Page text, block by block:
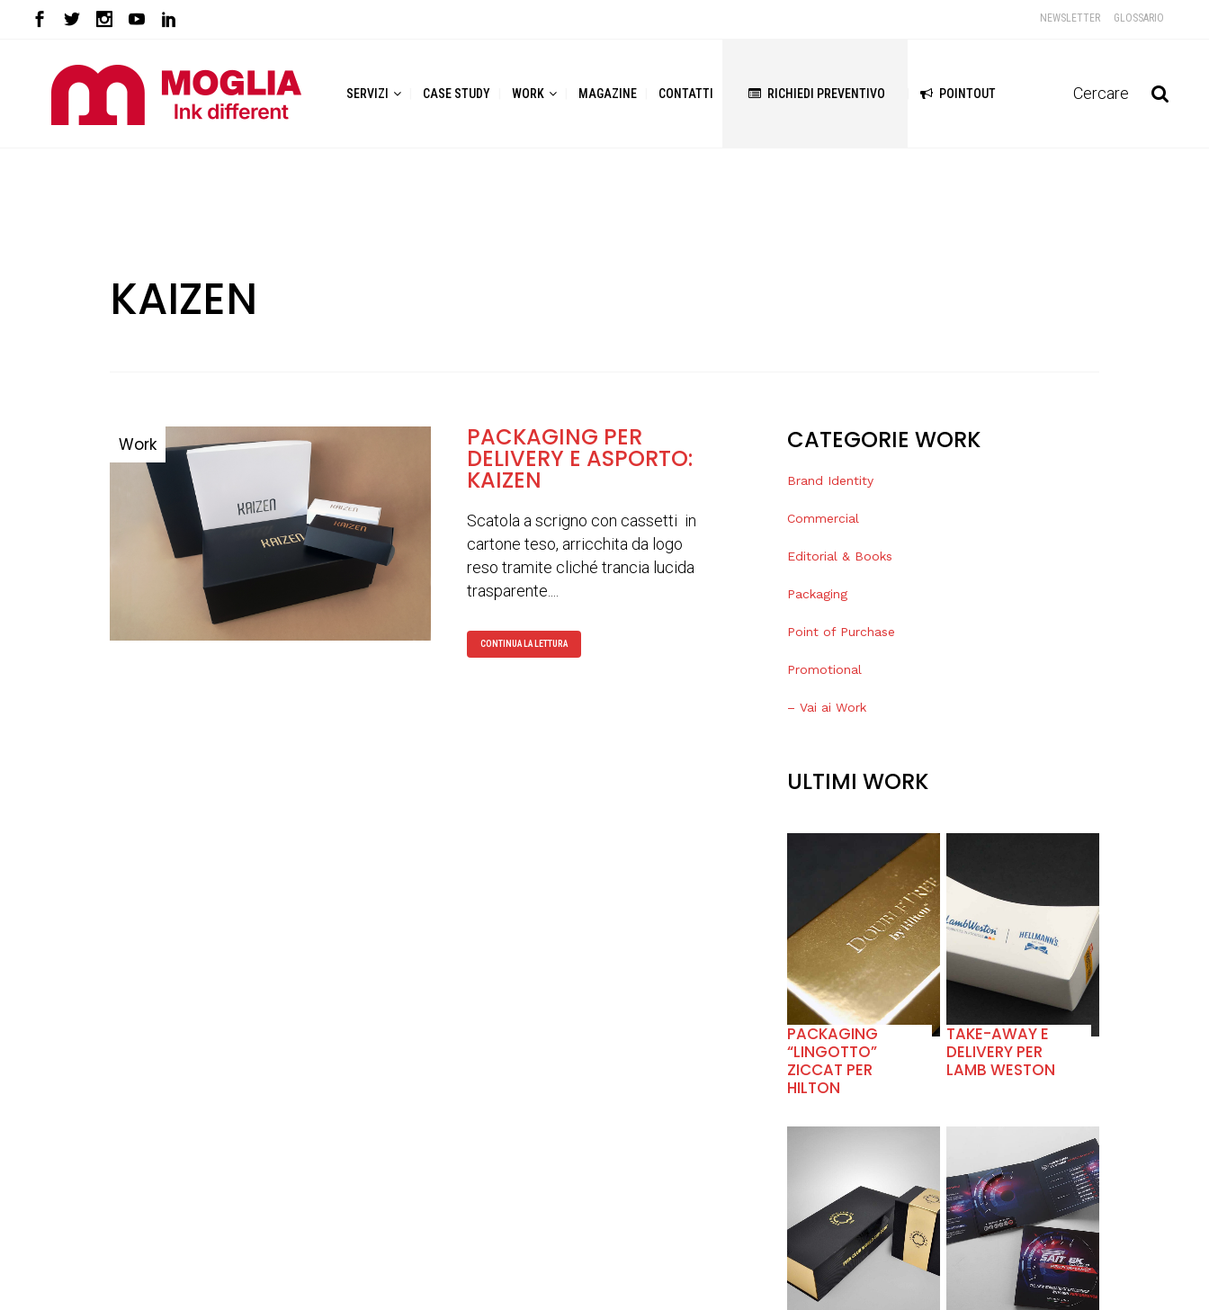
NEWSLETTER GLOSSARIO
Cercare
SERVIZI CASE STUDY WORK MAGAZINE CONTATTI RICHIEDI PREVENTIVO POINTOUT
KAIZEN
PACKAGING PER
DELIVERY E ASPORTO:
KAIZEN
Scatola a scrigno con cassetti in
cartone teso, arricchita da logo
reso tramite cliché trancia lucida
trasparente....
CONTINUA LA LETTURA
CATEGORIE WORK
Brand Identity
Commercial
Editorial & Books
Packaging
Point of Purchase
Promotional
– Vai ai Work
ULTIMI WORK
PACKAGING
“LINGOTTO”
ZICCAT PER
HILTON
+
TAKE-AWAY E
DELIVERY PER
LAMB WESTON
+